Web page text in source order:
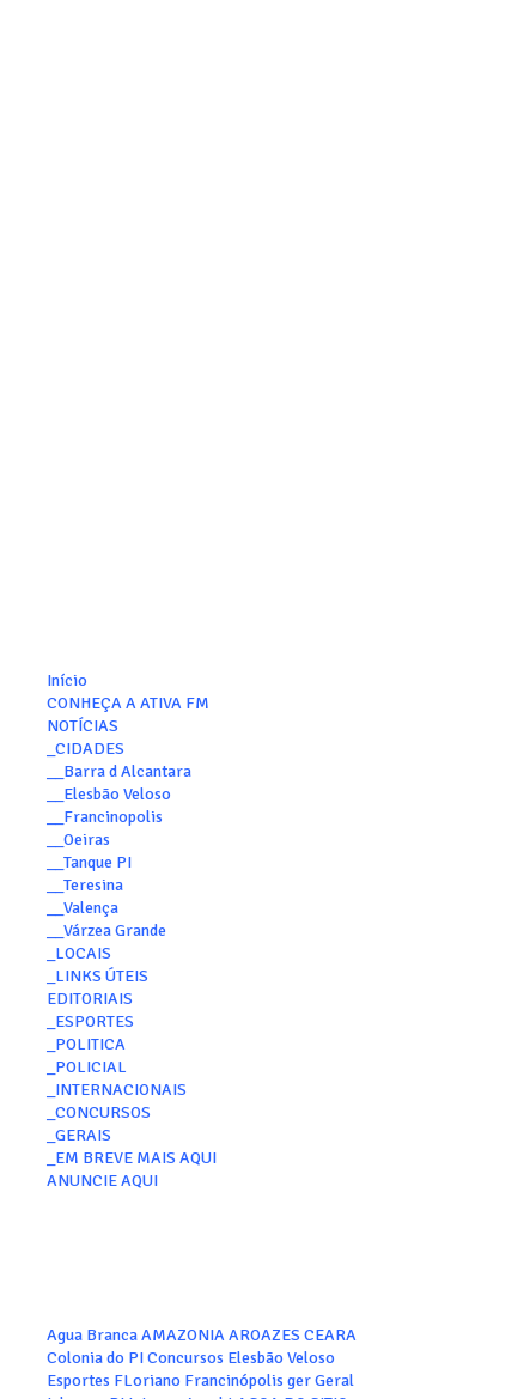
Início
CONHEÇA A ATIVA FM
NOTÍCIAS
_CIDADES
__Barra d Alcantara
__Elesbão Veloso
__Francinopolis
__Oeiras
__Tanque PI
__Teresina
__Valença
__Várzea Grande
_LOCAIS
_LINKS ÚTEIS
EDITORIAIS
_ESPORTES
_POLITICA
_POLICIAL
_INTERNACIONAIS
_CONCURSOS
_GERAIS
_EM BREVE MAIS AQUI
ANUNCIE AQUI
Agua Branca AMAZONIA AROAZES CEARA
Colonia do PI Concursos Elesbão Veloso
Esportes FLoriano Francinópolis ger Geral